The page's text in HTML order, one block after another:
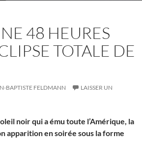
48 HEURES
TOTALE DE
BAPTISTE FELDMANN
LAISSER UN
noir qui a ému toute l’Amérique, la
apparition en soirée sous la forme